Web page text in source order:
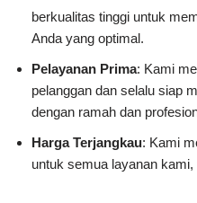
berkualitas tinggi untuk
Anda yang optimal.
Pelayanan Prima: Kami
pelanggan dan selalu siap
dengan ramah dan
Harga Terjangkau: Kami
untuk semua layanan